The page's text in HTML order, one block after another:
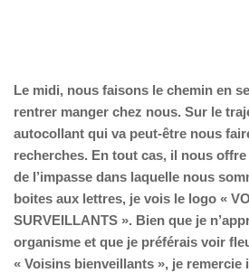
Le midi, nous faisons le chemin en
rentrer manger chez nous. Sur le
autocollant qui va peut-être nous
recherches. En tout cas, il nous
de l’impasse dans laquelle nous
boites aux lettres, je vois le logo «
SURVEILLANTS ». Bien que je
organisme et que je préférais voir
« Voisins bienveillants », je remercie